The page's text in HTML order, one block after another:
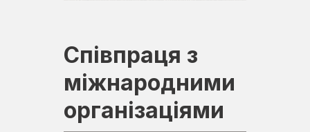
Співпраця з
міжнародними
організаціями